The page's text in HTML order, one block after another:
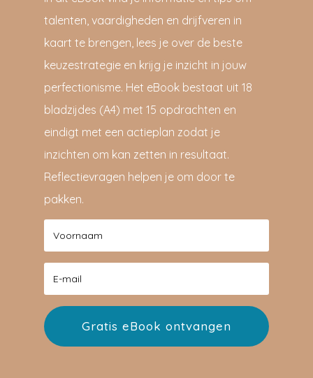
talenten, vaardigheden en drijfveren in
kaart te brengen, lees je over de beste
keuzestrategie en krijg je inzicht in jouw
perfectionisme. Het eBook bestaat uit 18
bladzijdes (A4) met 15 opdrachten en
eindigt met een actieplan zodat je
inzichten om kan zetten in resultaat.
Reflectievragen helpen je om door te
pakken.
Gratis eBook ontvangen